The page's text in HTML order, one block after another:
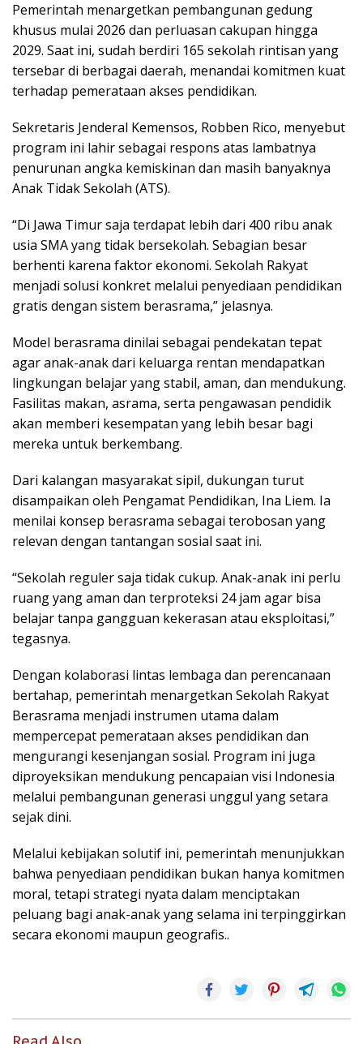
Pemerintah menargetkan pembangunan gedung
khusus mulai 2026 dan perluasan cakupan hingga
2029. Saat ini, sudah berdiri 165 sekolah rintisan yang
tersebar di berbagai daerah, menandai komitmen kuat
terhadap pemerataan akses pendidikan.
Sekretaris Jenderal Kemensos, Robben Rico, menyebut
program ini lahir sebagai respons atas lambatnya
penurunan angka kemiskinan dan masih banyaknya
Anak Tidak Sekolah (ATS).
“Di Jawa Timur saja terdapat lebih dari 400 ribu anak
usia SMA yang tidak bersekolah. Sebagian besar
berhenti karena faktor ekonomi. Sekolah Rakyat
menjadi solusi konkret melalui penyediaan pendidikan
gratis dengan sistem berasrama,” jelasnya.
Model berasrama dinilai sebagai pendekatan tepat
agar anak-anak dari keluarga rentan mendapatkan
lingkungan belajar yang stabil, aman, dan mendukung.
Fasilitas makan, asrama, serta pengawasan pendidik
akan memberi kesempatan yang lebih besar bagi
mereka untuk berkembang.
Dari kalangan masyarakat sipil, dukungan turut
disampaikan oleh Pengamat Pendidikan, Ina Liem. Ia
menilai konsep berasrama sebagai terobosan yang
relevan dengan tantangan sosial saat ini.
“Sekolah reguler saja tidak cukup. Anak-anak ini perlu
ruang yang aman dan terproteksi 24 jam agar bisa
belajar tanpa gangguan kekerasan atau eksploitasi,”
tegasnya.
Dengan kolaborasi lintas lembaga dan perencanaan
bertahap, pemerintah menargetkan Sekolah Rakyat
Berasrama menjadi instrumen utama dalam
mempercepat pemerataan akses pendidikan dan
mengurangi kesenjangan sosial. Program ini juga
diproyeksikan mendukung pencapaian visi Indonesia
melalui pembangunan generasi unggul yang setara
sejak dini.
Melalui kebijakan solutif ini, pemerintah menunjukkan
bahwa penyediaan pendidikan bukan hanya komitmen
moral, tetapi strategi nyata dalam menciptakan
peluang bagi anak-anak yang selama ini terpinggirkan
secara ekonomi maupun geografis..